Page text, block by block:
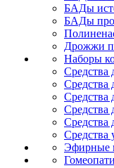
БАДы
БАДы
Дрожжи
Наборы
Средства
Средства
Средства
Средства
Средства
Средства
Эфирные